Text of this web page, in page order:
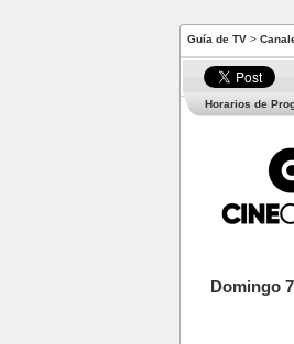
Guía de TV >
Horarios de
Domingo